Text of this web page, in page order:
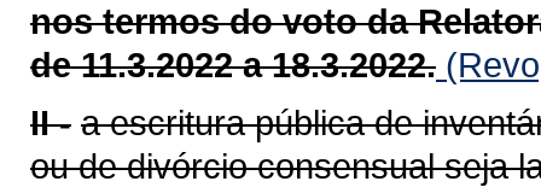
nos termos do voto da
de 11.3.2022 a 18.3.2022.
II - a escritura pública de
ou de divórcio consensual seja